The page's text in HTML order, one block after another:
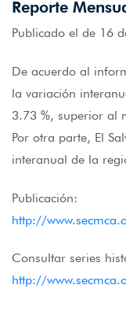
Reporte
Publicado el de 16
De acuerdo al
la variación
3.73 %, superior al
Por otra parte, El
interanual de la
Publicación:
http://
Consultar series
http://